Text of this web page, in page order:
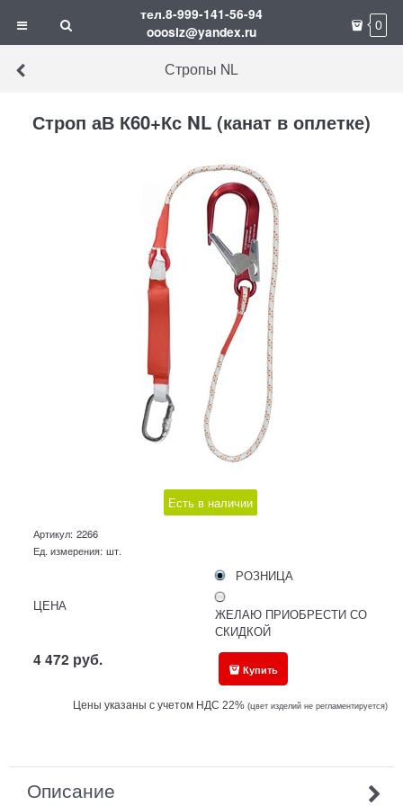
тел.8-999-141-56-94
ooosiz@yandex.ru
0
Стропы NL
Строп аВ К60+Кс NL (канат в оплетке)
Есть в наличии
Артикул: 2266
Ед. измерения: шт.
ЦЕНА
РОЗНИЦА
ЖЕЛАЮ ПРИОБРЕСТИ СО
СКИДКОЙ
4 472 руб. Купить
Цены указаны с учетом НДС 22%(цвет изделий не регламентируется)
Описание